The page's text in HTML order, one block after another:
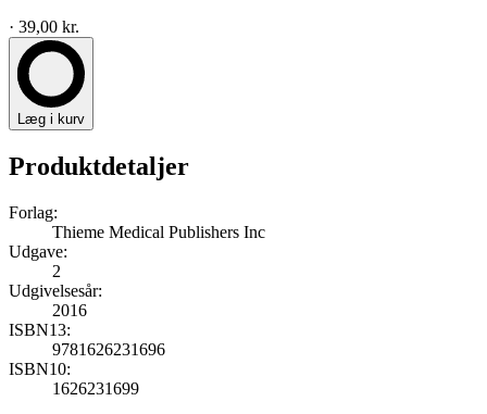
· 39,00 kr.
Læg i kurv
Produktdetaljer
Forlag:
Thieme Medical Publishers Inc
Udgave:
2
Udgivelsesår:
2016
ISBN13:
9781626231696
ISBN10:
1626231699